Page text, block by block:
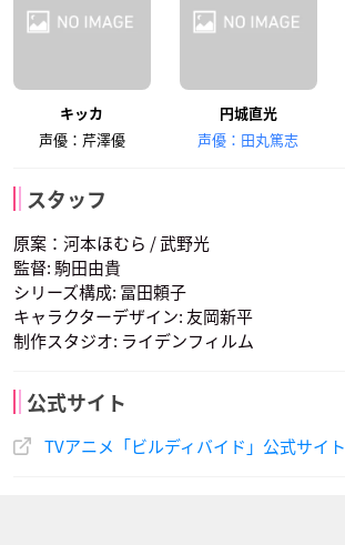
キッカ
声優：芹澤優
円城直光
声優：田丸篤志
スタッフ
原案：河本ほむら / 武野光
監督: 駒田由貴
シリーズ構成: 冨田頼子
キャラクターデザイン: 友岡新平
制作スタジオ: ライデンフィルム
公式サイト
TVアニメ「ビルディバイド」公式サイト